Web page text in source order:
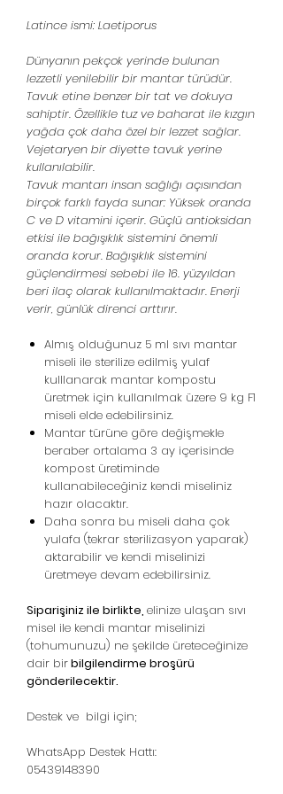
Latince ismi: Laetiporus
Dünyanın pekçok yerinde bulunan
lezzetli yenilebilir bir mantar türüdür.
Tavuk etine benzer bir tat ve dokuya
sahiptir. Özellikle tuz ve baharat ile kızgın
yağda çok daha özel bir lezzet sağlar.
Vejetaryen bir diyette tavuk yerine
kullanılabilir.
Tavuk mantarı insan sağlığı açısından
birçok farklı fayda sunar: Yüksek oranda
C ve D vitamini içerir. Güçlü antioksidan
etkisi ile bağışıklık sistemini önemli
oranda korur. Bağışıklık sistemini
güçlendirmesi sebebi ile 16. yüzyıldan
beri ilaç olarak kullanılmaktadır. Enerji
verir, günlük direnci arttırır.
Almış olduğunuz 5 ml sıvı mantar
miseli ile sterilize edilmiş yulaf
kulllanarak mantar kompostu
üretmek için kullanılmak üzere 9 kg F1
miseli elde edebilirsiniz.
Mantar türüne göre değişmekle
beraber ortalama 3 ay içerisinde
kompost üretiminde
kullanabileceğiniz kendi miseliniz
hazır olacaktır.
Daha sonra bu miseli daha çok
yulafa (tekrar sterilizasyon yaparak)
aktarabilir ve kendi miselinizi
üretmeye devam edebilirsiniz.
Siparişiniz ile birlikte, elinize ulaşan sıvı
misel ile kendi mantar miselinizi
(tohumunuzu) ne şekilde üreteceğinize
dair birbilgilendirme broşürü
gönderilecektir.
Destek ve bilgi için;
WhatsApp Destek Hattı:
05439148390